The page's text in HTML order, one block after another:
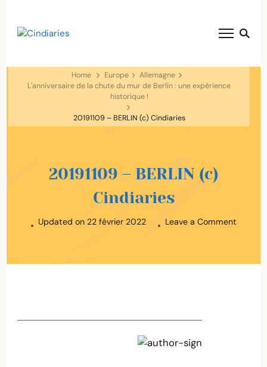
Home Europe
Allemagne
L'anniversaire de la chute du mur de Berlin : une expérience
historique !
20191109 – BERLIN (c) Cindiaries
20191109 – BERLIN (c)
Cindiaries
Updated on 22 février 2022 Leave a Commenton